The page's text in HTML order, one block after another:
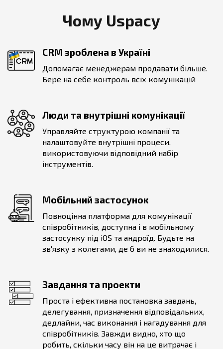
Чому Uspacy
CRM зроблена в Україні
Допомагає менеджерам продавати більше.
Бере на себе контроль всіх комунікацій
Люди та внутрішні комунікації
Управляйте структурою компанії та
налаштовуйте внутрішні процеси,
використовуючи відповідний набір
інструментів.
Мобільний застосунок
Повноцінна платформа для комунікації
співробітників, доступна і в мобільному
застосунку під iOS та андроїд. Будьте на
зв'язку з колегами, де б ви не знаходилися.
Завдання та проекти
Проста і ефективна постановка завдань,
делегування, призначення відповідальних,
дедлайни, час виконання і нагадування для
співробітників. Завжди видно, хто що
робить, скільки часу він на це витрачає і